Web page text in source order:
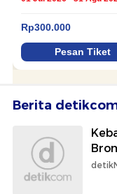
Berita